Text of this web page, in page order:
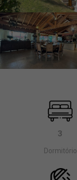
3
Dormitório